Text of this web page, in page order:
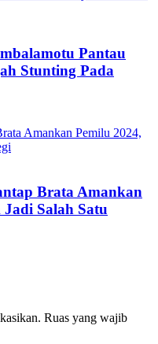
Pantau
Stunting Pada
Brata Amankan
Jadi Salah Satu
Ruas yang wajib